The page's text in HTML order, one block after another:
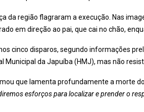
da região flagraram a execução. Nas
em direção ao pai, que cai no chão,
cinco disparos, segundo informações
Municipal da Japuíba (HMJ), mas não
que lamenta profundamente a morte
esforços para localizar e prender o